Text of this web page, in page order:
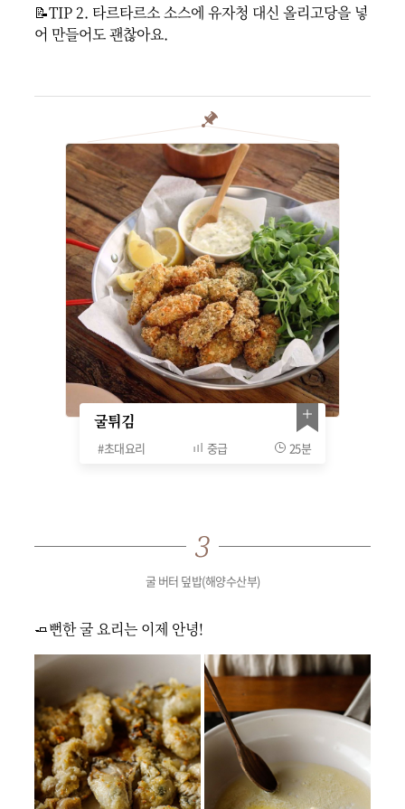
📝TIP 2. 타르타르소 소스에 유자청 대신 올리고당을 넣
어 만들어도 괜찮아요.
굴튀김
#초대요리 중급 25분
굴 버터 덮밥(해양수산부)
🧈뻔한 굴 요리는 이제 안녕!